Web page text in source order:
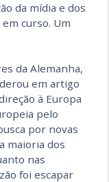
da mídia e dos
curso. Um
da Alemanha,
em artigo
à Europa
pelo
por novas
maioria dos
nas
foi escapar